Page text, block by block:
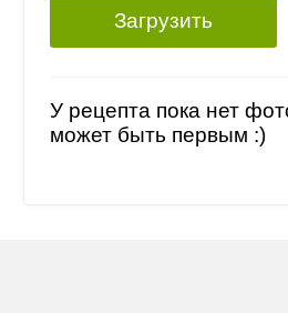
Загрузить
У рецепта пока нет
может быть первым :)